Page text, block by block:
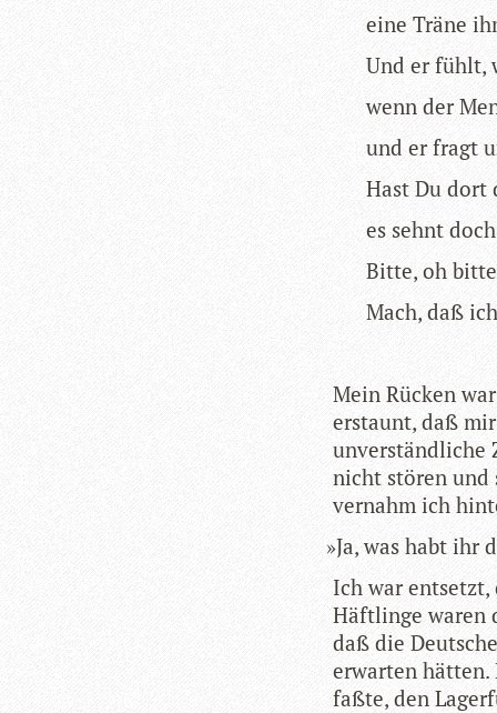
eine Träne
Und er fühlt,
wenn der
und er fragt
Hast Du dort
es sehnt
Bitte, oh
Mach, daß
Mein Rücken
erstaunt, daß
unver­ständ­li­che
nicht stö­ren und
ver­nahm ich
»Ja, was habt ihr
Ich war ent­setzt,
Häft­linge waren
daß die
erwar­ten
faßte, den